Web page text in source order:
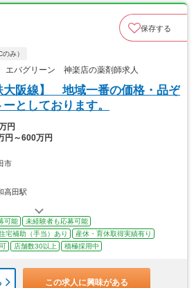
保存する
み）
エバグリーン 神楽店の薬剤師求人
大阪線】 地域一番の価格・品ぞ
としております。
円
円～600万円
市
高田駅
可能
未経験者も応募可能
宅補助（手当）あり
産休・育休取得実績有り
店舗数30以上 積極採用中
この求人に興味がある